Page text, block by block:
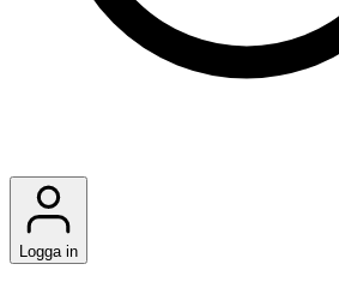
Logga in